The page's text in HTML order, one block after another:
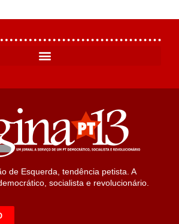
de Esquerda, tendência petista. A
socialista e revolucionário.